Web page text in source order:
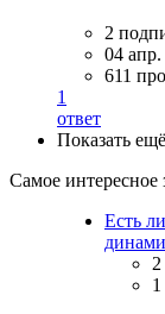
2
04 апр.
611
1
ответ
Показать ещё
Самое интересное
Есть
1